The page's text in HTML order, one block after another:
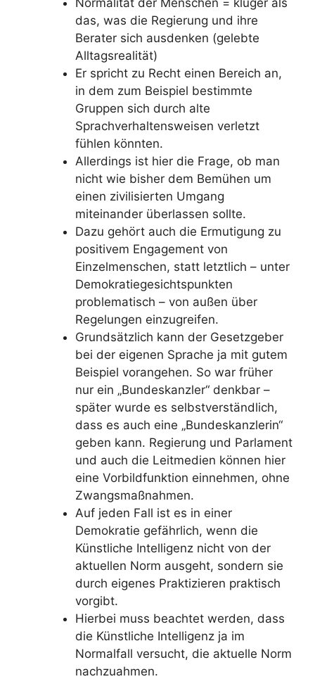
Normalität der Menschen = klüger als
das, was die Regierung und ihre
Berater sich ausdenken (gelebte
Alltagsrealität)
Er spricht zu Recht einen Bereich an,
in dem zum Beispiel bestimmte
Gruppen sich durch alte
Sprachverhaltensweisen verletzt
fühlen könnten.
Allerdings ist hier die Frage, ob man
nicht wie bisher dem Bemühen um
einen zivilisierten Umgang
miteinander überlassen sollte.
Dazu gehört auch die Ermutigung zu
positivem Engagement von
Einzelmenschen, statt letztlich – unter
Demokratiegesichtspunkten
problematisch – von außen über
Regelungen einzugreifen.
Grundsätzlich kann der Gesetzgeber
bei der eigenen Sprache ja mit gutem
Beispiel vorangehen. So war früher
nur ein „Bundeskanzler“ denkbar –
später wurde es selbstverständlich,
dass es auch eine „Bundeskanzlerin“
geben kann. Regierung und Parlament
und auch die Leitmedien können hier
eine Vorbildfunktion einnehmen, ohne
Zwangsmaßnahmen.
Auf jeden Fall ist es in einer
Demokratie gefährlich, wenn die
Künstliche Intelligenz nicht von der
aktuellen Norm ausgeht, sondern sie
durch eigenes Praktizieren praktisch
vorgibt.
Hierbei muss beachtet werden, dass
die Künstliche Intelligenz ja im
Normalfall versucht, die aktuelle Norm
nachzuahmen.